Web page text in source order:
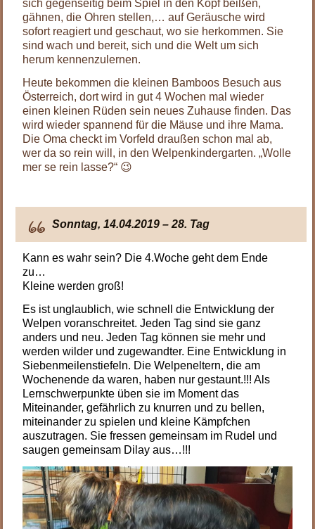
sich gegenseitig beim Spiel in den Kopf beißen,
gähnen, die Ohren stellen,… auf Geräusche wird
sofort reagiert und geschaut, wo sie herkommen. Sie
sind wach und bereit, sich und die Welt um sich
herum kennenzulernen.
Heute bekommen die kleinen Bamboos Besuch aus
Österreich, dort wird in gut 4 Wochen mal wieder
einen kleinen Rüden sein neues Zuhause finden. Das
wird wieder spannend für die Mäuse und ihre Mama.
Die Oma checkt im Vorfeld draußen schon mal ab,
wer da so rein will, in den Welpenkindergarten. „Wolle
mer se rein lasse?“ 😉
Sonntag, 14.04.2019 – 28. Tag
Kann es wahr sein? Die 4.Woche geht dem Ende
zu…
Kleine werden groß!
Es ist unglaublich, wie schnell die Entwicklung der
Welpen voranschreitet. Jeden Tag sind sie ganz
anders und neu. Jeden Tag können sie mehr und
werden wilder und zugewandter. Eine Entwicklung in
Siebenmeilenstiefeln. Die Welpeneltern, die am
Wochenende da waren, haben nur gestaunt.!!! Als
Lernschwerpunkte üben sie im Moment das
Miteinander, gefährlich zu knurren und zu bellen,
miteinander zu spielen und kleine Kämpfchen
auszutragen. Sie fressen gemeinsam im Rudel und
saugen gemeinsam Dilay aus…!!!